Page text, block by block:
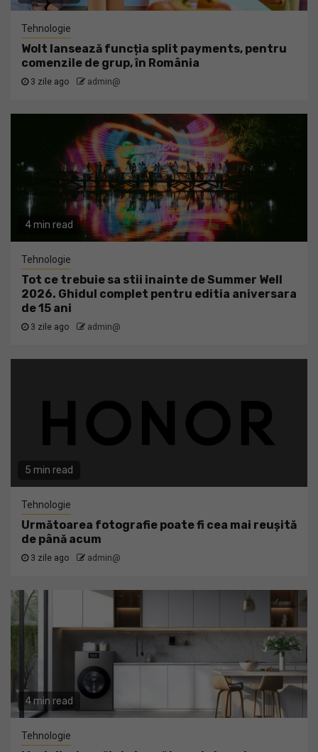
Tehnologie
Wolt lansează funcția split payments, pentru
comenzile de grup, în România
3 zile ago admin@
4 min read
Tehnologie
Tot ce trebuie sa stii inainte de Summer Well
2026. Ghidul complet pentru editia aniversara
de 15 ani
3 zile ago admin@
5 min read
Tehnologie
Următoarea fotografie poate fi cea mai reușită
de până acum
3 zile ago admin@
4 min read
Tehnologie